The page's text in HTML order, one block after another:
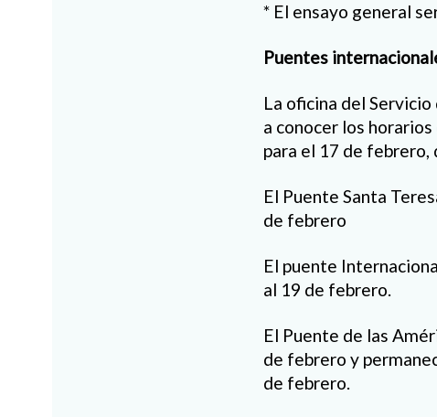
* El ensayo general
Puentes
La oficina del
a conocer los
para el 17 de febrero,
El Puente Santa
de febrero
El puente
al 19 de febrero.
El Puente de las
de febrero y
de febrero.